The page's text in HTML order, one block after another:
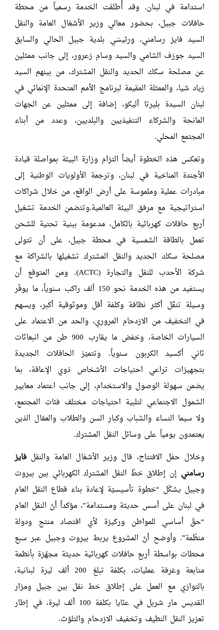
استدامة في لبنان. وقد أُطلقت الخدمة رسمياً من محطة
حافلات جبيل، بحضور معالي وزير الأشغال العامة والنقل
السيد فايز رسامني، ورئيسَي بلدية جبيل الحالي والسابق
السيد جوزف الشامي والسيد وسام زعرور، إلى جانب ممثلين
عن مصلحة سكك الحديد والنقل المشترك، من بينهم السيد
زياد شيا، والممثلة المقيمة لبرنامج الأمم المتحدة الإنمائي في
لبنان السيدة بليرتا أليكو، إضافة إلى ممثلين عن الجهات
المانحة والشركاء التنفيذيين والبلديين، وعدد من أبناء
المجتمع المحلي.
وتعكس هذه الخطوة أيضاً التزام وزارة البيئة بمواصلة قيادة
الأجندة المناخية في لبنان، وترجمة الأولويات الوطنية إلى
مبادرات عملية وملموسة على أرض الواقع، من خلال شراكات
استراتيجية مع مرفق البيئة العالمية.وتتضمن الخدمة تشغيل
أربع حافلات كهربائية بالكامل، مدعومة ببنية تحتية للشحن
تعمل بالطاقة الشمسية في محطة جبيل، على أن تتولى
مصلحة سكك الحديد والنقل المشترك تشغيلها بالشراكة مع
شركة الأحدب للنقل والتجارة (ACTC). ومن المتوقع أن
يستفيد من هذه الخدمة نحو 150 ألف راكب سنوياً، ما يوفّر
وسيلة تنقّل أكثر نظافة وكلفة أقل وموثوقية أكبر، ويسهم
في التخفيف من الازدحام المروري، والحد من الاعتماد على
السيارات الخاصة، وخفض ما يقارب 900 طن من انبعاثات
ثاني أكسيد الكربون سنوياً. وتتميّز الحافلات الجديدة
بتجهيزات تراعي احتياجات الأشخاص ذوي الإعاقة، بما
يضمن سهولة الوصول والاستخدام، إلى جانب اعتماد معايير
الشمول الاجتماعي لتلبية احتياجات مختلف فئات المجتمع،
ولا سيما النساء والشباب وكبار السن والطلاب والعمّال الذين
يعتمدون يومياً على وسائل النقل المشترك.
وخلال حفل الافتتاح، قال وزير الأشغال العامة والنقلفايز
رسامني إن إطلاق خطّ النقل المشترك الكهربائي بين بيروت
وجبيل يشكّل “خطوة تأسيسيّة لإعادة بناء قطاع النقل العام
في لبنان على أسس حديثة ومستدامة”، مؤكداً أنّ النقل العام
“حقّ أساسي للمواطن وركيزة لأي اقتصاد منتج ودولة
منظّمة”. وأوضح أنّ المشروع يربط بيروت وجبيل عبر سبع
محطات بواسطة أربع حافلات كهربائية حديثة مجهّزة بأنظمة
متابعة وغرفة عمليات، بكلفة تبلغ 200 ألف ليرة لبنانية،
بالتوازي مع العمل على إطلاق خط نقل بين جبيل ومزار
القديس مار شربل في عنّايا بكلفة 100 ألف ليرة، في إطار
تعزيز النقل النظيف وتخفيف الازدحام والتلوّث.